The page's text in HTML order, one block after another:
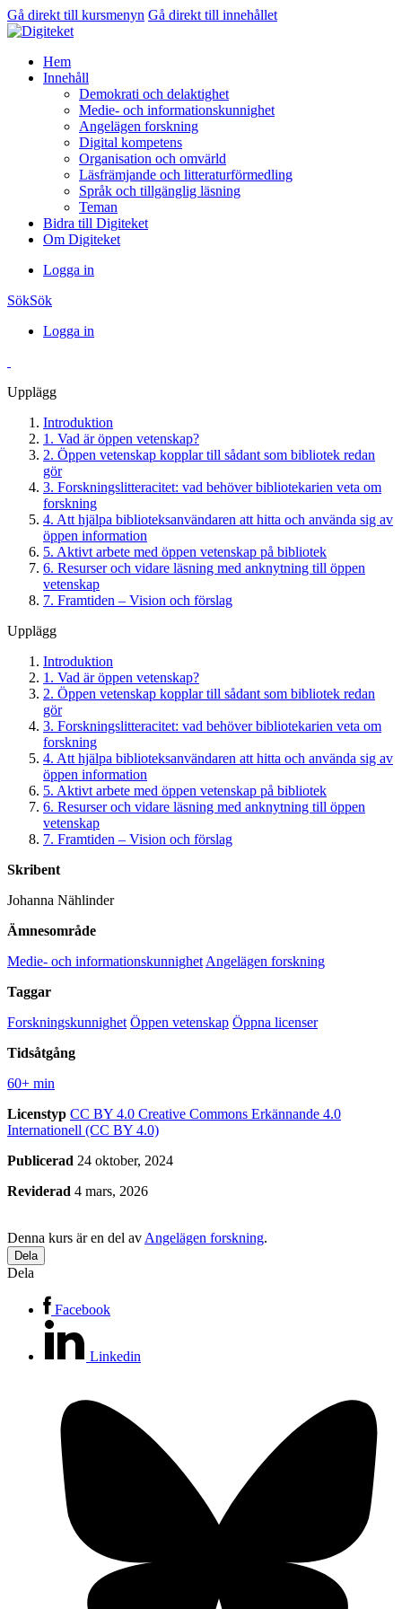
Gå direkt till kursmenyn Gå direkt till innehållet
Hem
Innehåll
Demokrati och delaktighet
Medie- och informationskunnighet
Angelägen forskning
Digital kompetens
Organisation och omvärld
Läsfrämjande och litteraturförmedling
Språk och tillgänglig läsning
Teman
Bidra till Digiteket
Om Digiteket
Logga in
SökSök
Logga in
Upplägg
Introduktion
1. Vad är öppen vetenskap?
2. Öppen vetenskap kopplar till sådant som bibliotek redan
gör
3. Forskningslitteracitet: vad behöver bibliotekarien veta om
forskning
4. Att hjälpa biblioteksanvändaren att hitta och använda sig av
öppen information
5. Aktivt arbete med öppen vetenskap på bibliotek
6. Resurser och vidare läsning med anknytning till öppen
vetenskap
7. Framtiden – Vision och förslag
Upplägg
Introduktion
1. Vad är öppen vetenskap?
2. Öppen vetenskap kopplar till sådant som bibliotek redan
gör
3. Forskningslitteracitet: vad behöver bibliotekarien veta om
forskning
4. Att hjälpa biblioteksanvändaren att hitta och använda sig av
öppen information
5. Aktivt arbete med öppen vetenskap på bibliotek
6. Resurser och vidare läsning med anknytning till öppen
vetenskap
7. Framtiden – Vision och förslag
Skribent
Johanna Nählinder
Ämnesområde
Medie- och informationskunnighet Angelägen forskning
Taggar
Forskningskunnighet Öppen vetenskap Öppna licenser
Tidsåtgång
60+ min
Licenstyp CC BY 4.0 Creative Commons Erkännande 4.0
Internationell (CC BY 4.0)
Publicerad 24 oktober, 2024
Reviderad 4 mars, 2026
Denna kurs är en del av Angelägen forskning.
Dela
Dela
Facebook
Linkedin